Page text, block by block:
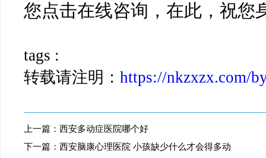
您点击在线咨询，在此，祝您
tags :
转载请注明： https://nkzxzx.com/
上一篇： 西安多动症医院哪个好
下一篇： 西安脑康心理医院 小孩缺少什么才会得多动